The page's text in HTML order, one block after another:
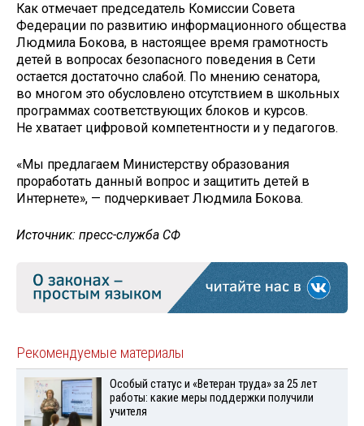
Как отмечает председатель Комиссии Совета
Федерации по развитию информационного общества
Людмила Бокова, в настоящее время грамотность
детей в вопросах безопасного поведения в Сети
остается достаточно слабой. По мнению сенатора,
во многом это обусловлено отсутствием в школьных
программах соответствующих блоков и курсов.
Не хватает цифровой компетентности и у педагогов.
«Мы предлагаем Министерству образования
проработать данный вопрос и защитить детей в
Интернете», — подчеркивает Людмила Бокова.
Источник: пресс-служба СФ
Рекомендуемые материалы
Особый статус и «Ветеран труда» за 25 лет
работы: какие меры поддержки получили
учителя